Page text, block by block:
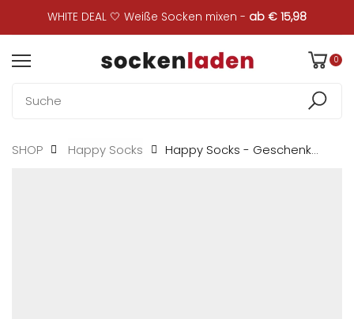
WHITE DEAL 🤍 Weiße Socken mixen - ab € 15,98
0
SHOP Happy Socks Happy Socks - Geschenkbox...